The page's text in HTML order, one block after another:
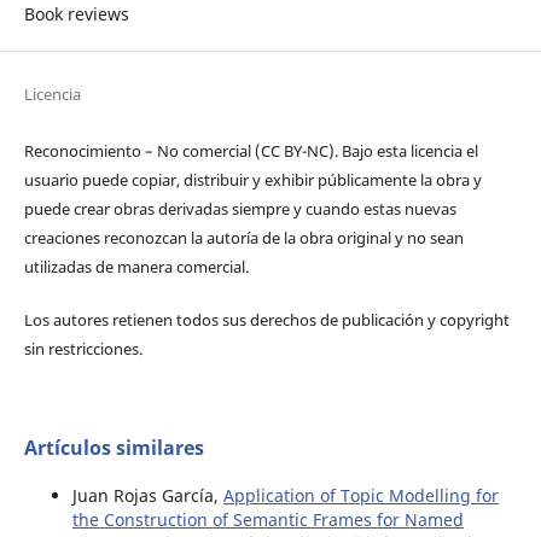
Book reviews
Licencia
Reconocimiento – No comercial (CC BY-­NC). Bajo esta licencia el
usuario puede copiar, distribuir y exhibir públicamente la obra y
puede crear obras derivadas siempre y cuando estas nuevas
creaciones reconozcan la autoría de la obra original y no sean
utilizadas de manera comercial.
Los autores retienen todos sus derechos de publicación y copyright
sin restricciones.
Artículos similares
Juan Rojas García, Application of Topic Modelling for
the Construction of Semantic Frames for Named